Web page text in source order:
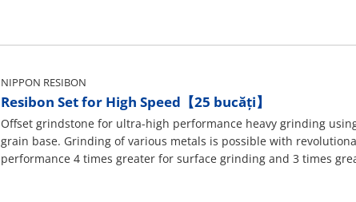
NIPPON RESIBON
Resibon Set for High Speed【25 bucăți】
Offset grindstone for ultra-high performance heavy grinding
grain base. Grinding of various metals is possible with
performance 4 times greater for surface grinding and 3 times